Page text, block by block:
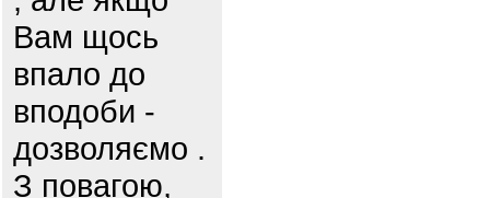
Вам щось
впало до
вподоби -
дозволяємо .
З повагою,